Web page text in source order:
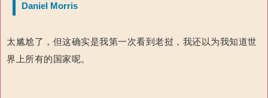
Daniel Morris
太尴尬了，但这确实是我第一次看到老挝，我还以为我知道世
界上所有的国家呢。